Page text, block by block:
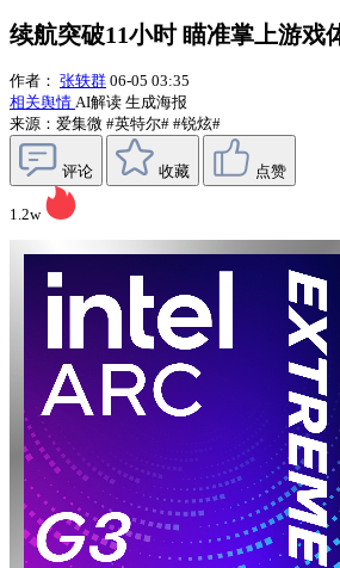
续航突破11小时 瞄准掌上游戏
作者： 张轶群 06-05 03:35
相关舆情 AI解读 生成海报
来源：爱集微 #英特尔# #锐炫#
评论 收藏 点赞
1.2w